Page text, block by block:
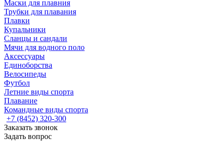
Маски для плавния
Трубки для плавания
Плавки
Купальники
Сланцы и сандали
Мячи для водного поло
Аксессуары
Единоборства
Велосипеды
Футбол
Летние виды спорта
Плавание
Командные виды спорта
+7 (8452) 320-300
Заказать звонок
Задать вопрос